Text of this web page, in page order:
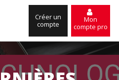
Créer un
compte
Mon
compte pro